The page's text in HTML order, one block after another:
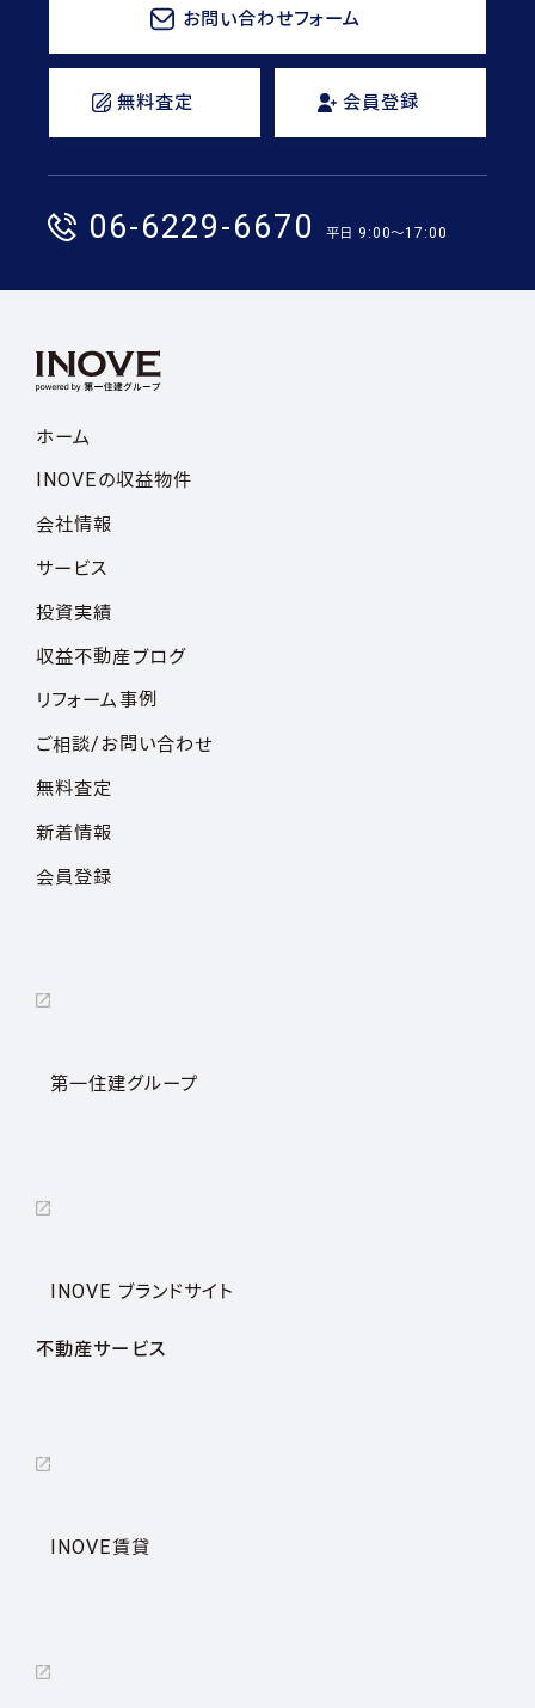
お問い合わせフォーム
無料査定 会員登録
06-6229-6670 平日 9:00〜17:00
ホーム
INOVEの収益物件
会社情報
サービス
投資実績
収益不動産ブログ
リフォーム事例
ご相談/お問い合わせ
無料査定
新着情報
会員登録
第一住建グループ
INOVE ブランドサイト
不動産サービス
INOVE賃貸